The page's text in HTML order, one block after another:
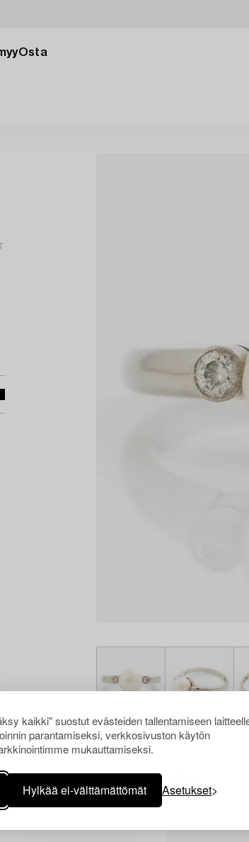
kaikki" suostut evästeiden tallentamiseen
parantamiseksi, verkkosivuston käytön
mukauttamiseksi.
Hylkää ei-välttämättömät Asetukset
Osta
katsomia kohteita